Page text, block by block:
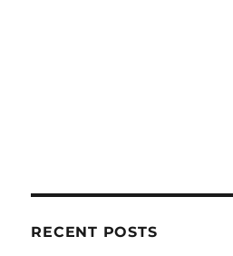
RECENT POSTS